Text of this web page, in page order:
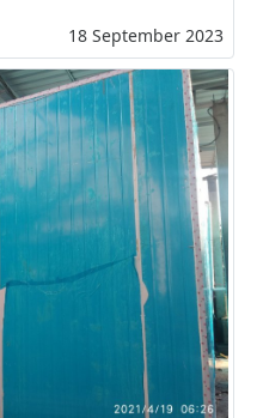
18 September 2023